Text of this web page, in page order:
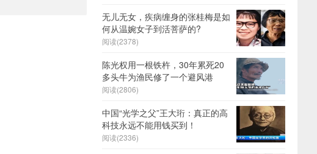
无儿无女，疾病缠身的张桂梅是如
何从温婉女子到活菩萨的?
阅读(2378)
陈光权用一根铁杵，30年累死20
多头牛为渔民修了一个避风港
阅读(2806)
中国“光学之父”王大珩：真正的高
科技永远不能用钱买到！
阅读(2336)